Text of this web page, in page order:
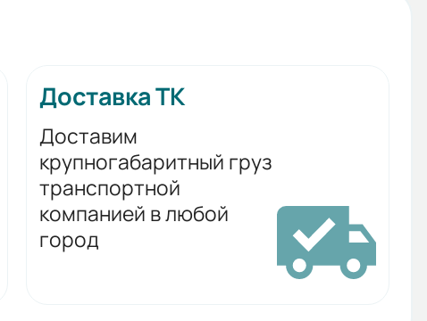
Доставка ТК
Доставим
крупногабаритный груз
транспортной
компанией в любой
город